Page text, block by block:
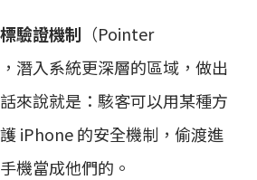
驗證機制 （Pointer
潛入系統更深層的區域，做出
來說就是：駭客可以用某種方
iPhone 的安全機制，偷渡進
機當成他們的。